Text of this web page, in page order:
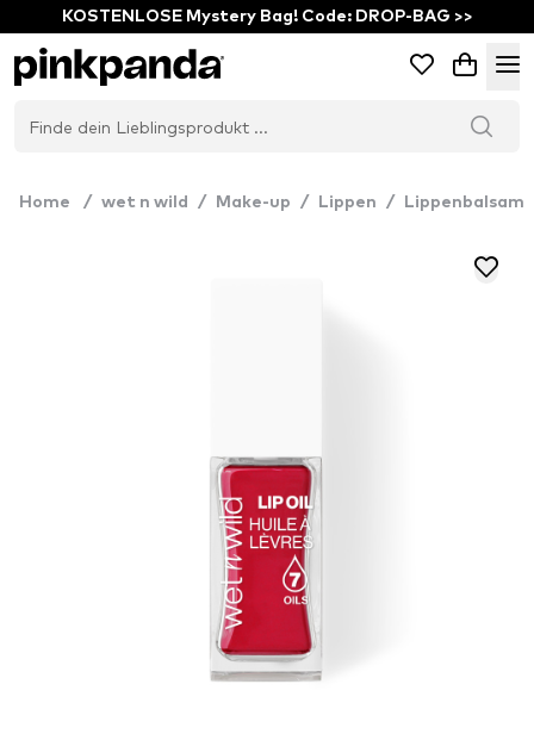
KOSTENLOSE Mystery Bag! Code: DROP-BAG >>
Home / wet n wild / Make-up / Lippen / Lippenbalsam